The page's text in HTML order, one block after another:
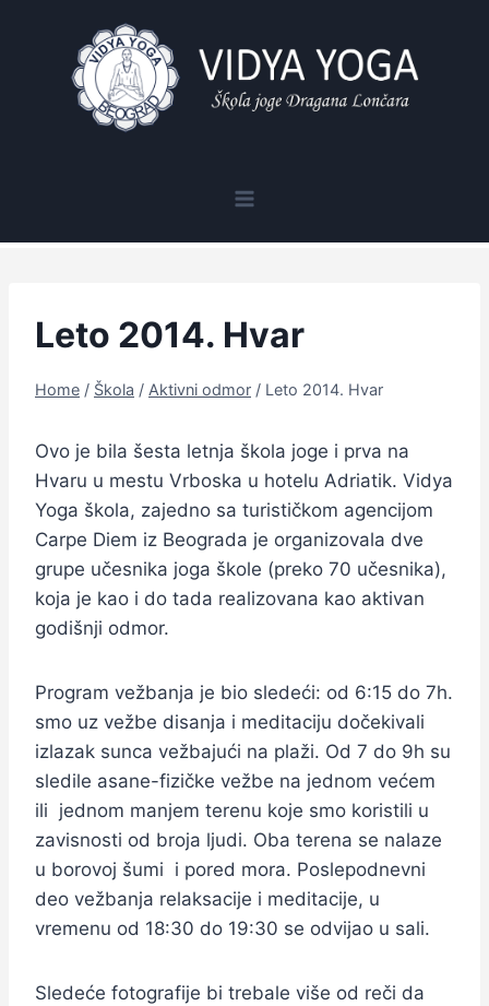
Leto 2014. Hvar
Home / Škola / Aktivni odmor / Leto 2014. Hvar
Ovo je bila šesta letnja škola joge i prva na
Hvaru u mestu Vrboska u hotelu Adriatik. Vidya
Yoga škola, zajedno sa turističkom agencijom
Carpe Diem iz Beograda je organizovala dve
grupe učesnika joga škole (preko 70 učesnika),
koja je kao i do tada realizovana kao aktivan
godišnji odmor.
Program vežbanja je bio sledeći: od 6:15 do 7h.
smo uz vežbe disanja i meditaciju dočekivali
izlazak sunca vežbajući na plaži. Od 7 do 9h su
sledile asane-fizičke vežbe na jednom većem
ili jednom manjem terenu koje smo koristili u
zavisnosti od broja ljudi. Oba terena se nalaze
u borovoj šumi i pored mora. Poslepodnevni
deo vežbanja relaksacije i meditacije, u
vremenu od 18:30 do 19:30 se odvijao u sali.
Sledeće fotografije bi trebale više od reči da